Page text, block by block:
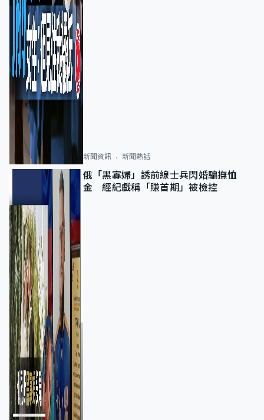
新聞資訊 新聞熱話
俄「黑寡婦」誘前線士兵閃婚騙撫恤
金 經紀戲稱「賺首期」被檢控